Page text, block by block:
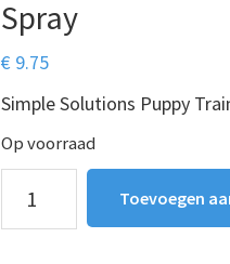
Spray
€ 9.75
Simple Solutions Puppy
Op voorraad
Solutions
Toevoegen